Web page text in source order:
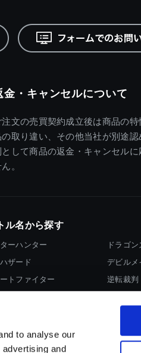
to analyse our
and
金・キャンセルについて
注文の売買契約成立後は商品の
の取り違い、その他当社が別途
として商品の返金・キャンセルに
。
ル名から探す
ーハンター
ザード
トファイター
ドラゴ
デビルメ
逆転裁判